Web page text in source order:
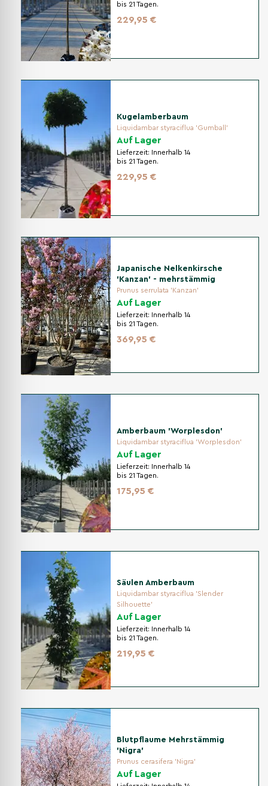
bis 21 Tagen.
229,95 €
Kugelamberbaum
Liquidambar styraciflua 'Gumball'
Auf Lager
Lieferzeit:
Innerhalb 14
bis 21 Tagen.
229,95 €
Japanische Nelkenkirsche
'Kanzan' - mehrstämmig
Prunus serrulata 'Kanzan'
Auf Lager
Lieferzeit:
Innerhalb 14
bis 21 Tagen.
369,95 €
Amberbaum 'Worplesdon'
Liquidambar styraciflua 'Worplesdon'
Auf Lager
Lieferzeit:
Innerhalb 14
bis 21 Tagen.
175,95 €
Säulen Amberbaum
Liquidambar styraciflua 'Slender
Silhouette'
Auf Lager
Lieferzeit:
Innerhalb 14
bis 21 Tagen.
219,95 €
Blutpflaume Mehrstämmig
'Nigra'
Prunus cerasifera 'Nigra'
Auf Lager